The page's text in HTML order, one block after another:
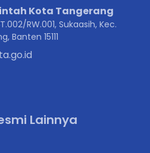
Kota Tangerang
RW.001, Sukaasih, Kec.
Banten 15111
Lainnya